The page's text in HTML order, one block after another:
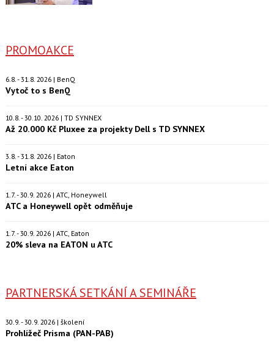
PROMOAKCE
6.8. - 31.8. 2026 | BenQ
Vytoč to s BenQ
10.8. - 30.10. 2026 | TD SYNNEX
Až 20.000 Kč Pluxee za projekty Dell s TD SYNNEX
3.8. - 31.8. 2026 | Eaton
Letní akce Eaton
1.7. - 30.9. 2026 | ATC, Honeywell
ATC a Honeywell opět odměňuje
1.7. - 30.9. 2026 | ATC, Eaton
20% sleva na EATON u ATC
PARTNERSKÁ SETKÁNÍ A SEMINÁŘE
30.9. - 30.9. 2026 | školení
Prohlížeč Prisma (PAN-PAB)